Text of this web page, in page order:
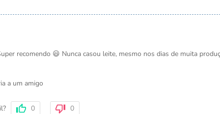
recomendo 😃 Nunca casou leite, mesmo nos dias de muita
a um amigo
0 0